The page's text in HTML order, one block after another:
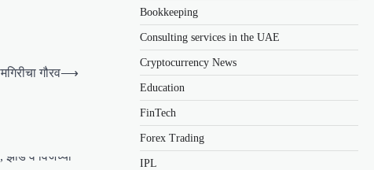
गौरव⟶
Bookkeeping
Consulting services in the UAE
Cryptocurrency News
Education
FinTech
Forex Trading
IPL